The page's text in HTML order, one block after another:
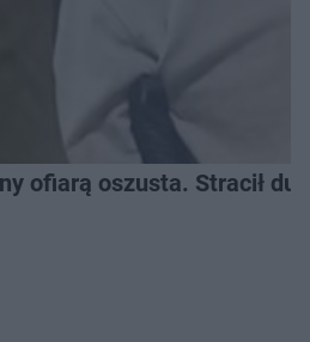
ofiarą oszusta. Stracił